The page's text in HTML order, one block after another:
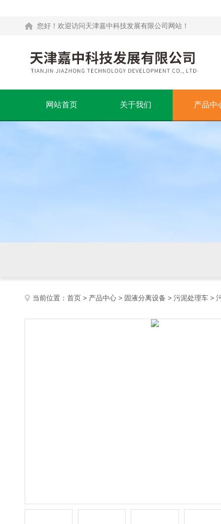
您好！欢迎访问天津嘉中科技发展有限公司网站！
网站首页 关于我们 产品中
当前位置： 首页 > 产品中心 > 固液分离设备 > 污泥处理车 >